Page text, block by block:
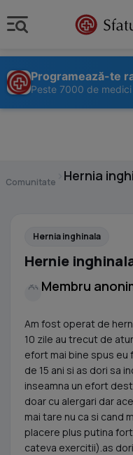
Programează-te
Peste 7000 de medici
Comunitate Hernia
Hernia inghinala
Hernie
Membru
Am fost operat de
10 zile au trecut de
efort mai bine spus
de 15 ani si as dori sa
inseamna un efort
doar cu alergari dar
mai tare nu ca si cand
placere plus putina
cateva exercitii).as